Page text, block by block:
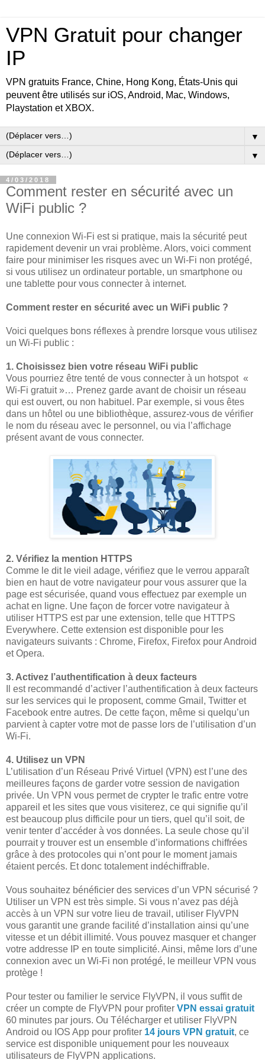
VPN Gratuit pour changer
IP
VPN gratuits France, Chine, Hong Kong, États-Unis qui
peuvent être utilisés sur iOS, Android, Mac, Windows,
Playstation et XBOX.
▼
▼
4/03/2018
Comment rester en sécurité avec un
WiFi public ?
Une connexion Wi-Fi est si pratique, mais la sécurité peut
rapidement devenir un vrai problème. Alors, voici comment
faire pour minimiser les risques avec un Wi-Fi non protégé,
si vous utilisez un ordinateur portable, un smartphone ou
une tablette pour vous connecter à internet.
Comment rester en sécurité avec un WiFi public ?
Voici quelques bons réflexes à prendre lorsque vous utilisez
un Wi-Fi public :
1. Choisissez bien votre réseau WiFi public
Vous pourriez être tenté de vous connecter à un hotspot «
Wi-Fi gratuit »… Prenez garde avant de choisir un réseau
qui est ouvert, ou non habituel. Par exemple, si vous êtes
dans un hôtel ou une bibliothèque, assurez-vous de vérifier
le nom du réseau avec le personnel, ou via l’affichage
présent avant de vous connecter.
2. Vérifiez la mention HTTPS
Comme le dit le vieil adage, vérifiez que le verrou apparaît
bien en haut de votre navigateur pour vous assurer que la
page est sécurisée, quand vous effectuez par exemple un
achat en ligne. Une façon de forcer votre navigateur à
utiliser HTTPS est par une extension, telle que HTTPS
Everywhere. Cette extension est disponible pour les
navigateurs suivants : Chrome, Firefox, Firefox pour Android
et Opera.
3. Activez l’authentification à deux facteurs
Il est recommandé d’activer l’authentification à deux facteurs
sur les services qui le proposent, comme Gmail, Twitter et
Facebook entre autres. De cette façon, même si quelqu’un
parvient à capter votre mot de passe lors de l’utilisation d’un
Wi-Fi.
4. Utilisez un VPN
L’utilisation d’un Réseau Privé Virtuel (VPN) est l’une des
meilleures façons de garder votre session de navigation
privée. Un VPN vous permet de crypter le trafic entre votre
appareil et les sites que vous visiterez, ce qui signifie qu’il
est beaucoup plus difficile pour un tiers, quel qu’il soit, de
venir tenter d’accéder à vos données. La seule chose qu’il
pourrait y trouver est un ensemble d’informations chiffrées
grâce à des protocoles qui n’ont pour le moment jamais
étaient percés. Et donc totalement indéchiffrable.
Vous souhaitez bénéficier des services d’un VPN sécurisé ?
Utiliser un VPN est très simple. Si vous n’avez pas déjà
accès à un VPN sur votre lieu de travail, utiliser FlyVPN
vous garantit une grande facilité d’installation ainsi qu’une
vitesse et un débit illimité. Vous pouvez masquer et changer
votre addresse IP en toute simplicité. Ainsi, même lors d’une
connexion avec un Wi-Fi non protégé, le meilleur VPN vous
protège !
Pour tester ou familier le service FlyVPN, il vous suffit de
créer un compte de FlyVPN pour profiter VPN essai gratuit
60 minutes par jours. Ou Télécharger et utiliser FlyVPN
Android ou IOS App pour profiter 14 jours VPN gratuit, ce
service est disponible uniquement pour les nouveaux
utilisateurs de FlyVPN applications.